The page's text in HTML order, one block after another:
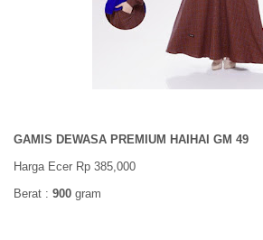
GAMIS DEWASA PREMIUM HAIHAI GM 49
Harga Ecer Rp 385,000
Berat : 900 gram